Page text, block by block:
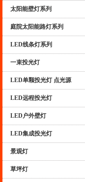
太阳能壁灯系列
庭院太阳能路灯系列
LED线条灯系列
一束投光灯
LED单颗投光灯 点光源
LED远程投光灯
LED户外壁灯
LED集成投光灯
景观灯
草坪灯